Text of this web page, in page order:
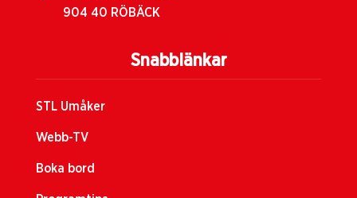
Snabblänkar
STL Umåker
Webb-TV
Boka bord
904 40 RÖBÄCK